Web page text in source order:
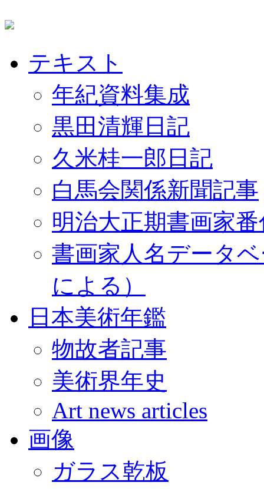
テキスト
年紀資料集成
黒田清輝日記
久米桂一郎日記
白馬会関係新聞記事
明治大正期書画家
書画家人名データ
による）
日本美術年鑑
物故者記事
美術界年史
Art news articles
画像
ガラス乾板